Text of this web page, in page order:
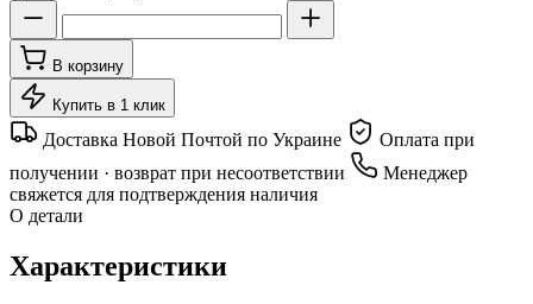
В корзину
Купить в 1 клик
Доставка Новой Почтой по Украине
Оплата при
получении · возврат при несоответствии
Менеджер
свяжется для подтверждения наличия
О детали
Характеристики